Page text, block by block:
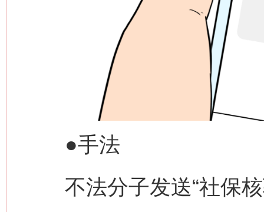
●手法
不法分子发送“社保核